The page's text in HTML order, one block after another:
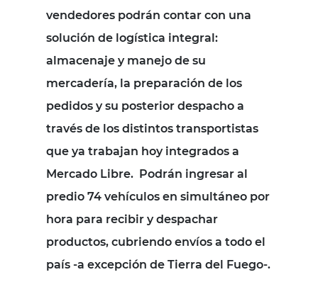
vendedores podrán contar con una
solución de logística integral:
almacenaje y manejo de su
mercadería, la preparación de los
pedidos y su posterior despacho a
través de los distintos transportistas
que ya trabajan hoy integrados a
Mercado Libre. Podrán ingresar al
predio 74 vehículos en simultáneo por
hora para recibir y despachar
productos, cubriendo envíos a todo el
país -a excepción de Tierra del Fuego-.